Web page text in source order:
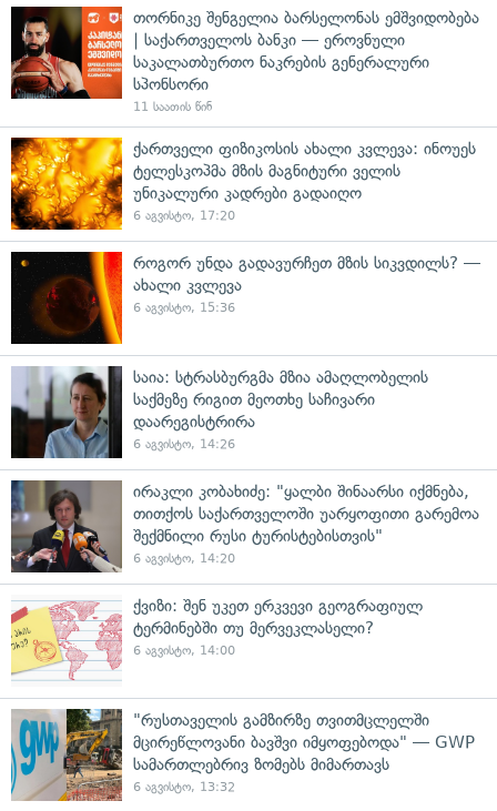
თორნიკე შენგელია ბარსელონას ემშვიდობება
| საქართველოს ბანკი — ეროვნული
საკალათბურთო ნაკრების გენერალური
სპონსორი
11 საათის წინ
ქართველი ფიზიკოსის ახალი კვლევა: ინოუეს
ტელესკოპმა მზის მაგნიტური ველის
უნიკალური კადრები გადაიღო
6 აგვისტო, 17:20
როგორ უნდა გადავურჩეთ მზის სიკვდილს? —
ახალი კვლევა
6 აგვისტო, 15:36
საია: სტრასბურგმა მზია ამაღლობელის
საქმეზე რიგით მეოთხე საჩივარი
დაარეგისტრირა
6 აგვისტო, 14:26
ირაკლი კობახიძე: "ყალბი შინაარსი იქმნება,
თითქოს საქართველოში უარყოფითი გარემოა
შექმნილი რუსი ტურისტებისთვის"
6 აგვისტო, 14:20
ქვიზი: შენ უკეთ ერკვევი გეოგრაფიულ
ტერმინებში თუ მერვეკლასელი?
6 აგვისტო, 14:00
"რუსთაველის გამზირზე თვითმცლელში
მცირეწლოვანი ბავშვი იმყოფებოდა" — GWP
სამართლებრივ ზომებს მიმართავს
6 აგვისტო, 13:32